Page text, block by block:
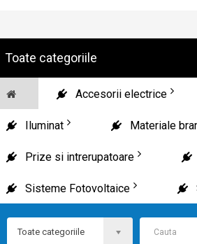
Toate categoriile
Accesorii electrice
Iluminat Materiale
Prize si intrerupatoare
Sisteme Fotovoltaice
Toate categoriile